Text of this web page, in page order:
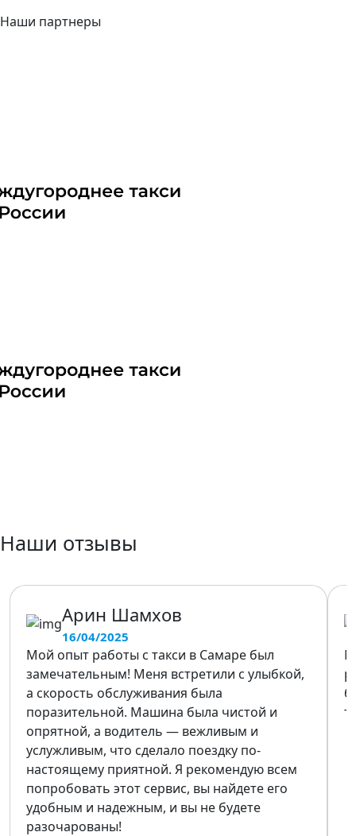
Наши партнеры
Наши отзывы
Арин Шамхов
16/04/2025
Мой опыт работы с такси в Самаре был
замечательным! Меня встретили с улыбкой,
а скорость обслуживания была
поразительной. Машина была чистой и
опрятной, а водитель — вежливым и
услужливым, что сделало поездку по-
настоящему приятной. Я рекомендую всем
попробовать этот сервис, вы найдете его
удобным и надежным, и вы не будете
разочарованы!